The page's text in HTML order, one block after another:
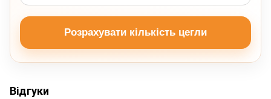
Розрахувати кількість цегли
Відгуки